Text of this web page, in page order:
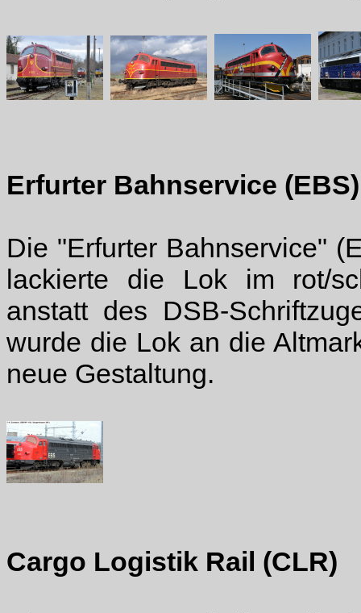
Erfurter Bahnservice (EBS)
Die "Erfurter Bahnservice"
lackierte die Lok im rot/
anstatt des DSB-
wurde die Lok an die
neue Gestaltung.
Cargo Logistik Rail (CLR)